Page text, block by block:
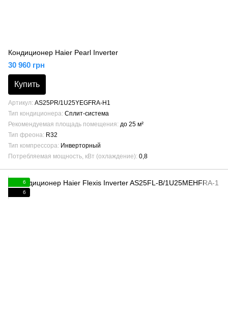
Кондиционер Haier Pearl Inverter
30 960 грн
Купить
Артикул AS25PR/1U25YEGFRA-H1
Тип кондиционера Сплит-система
Рекомендуемая площадь помещения до 25 м²
Тип фреона R32
Тип компрессора Инверторный
Потребляемая мощность, кВт (охлаждение) 0,8
6
6